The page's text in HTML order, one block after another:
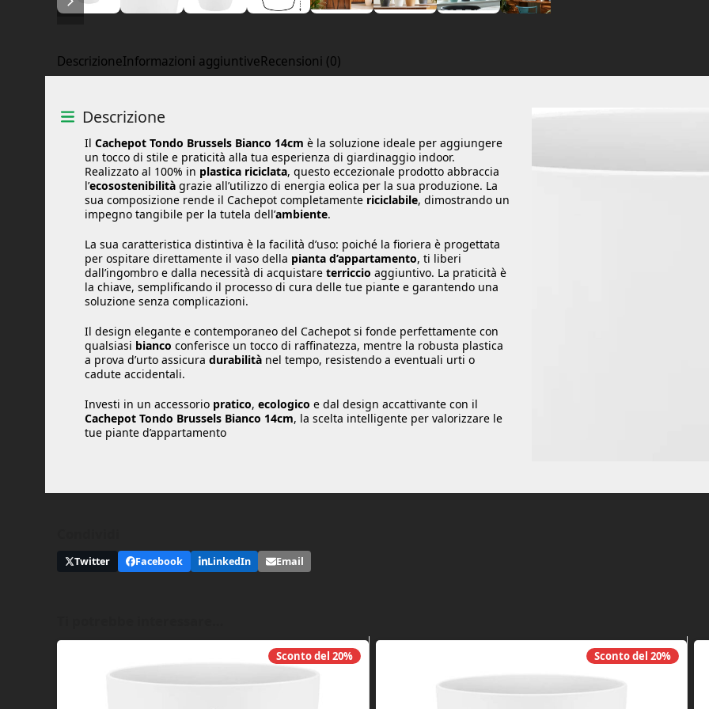
DescrizioneInformazioni aggiuntiveRecensioni (0)
Descrizione
Il Cachepot Tondo Brussels Bianco 14cm è la soluzione ideale per aggiungere
un tocco di stile e praticità alla tua esperienza di giardinaggio indoor.
Realizzato al 100% in plastica riciclata, questo eccezionale prodotto abbraccia
l’ecosostenibilità grazie all’utilizzo di energia eolica per la sua produzione. La
sua composizione rende il Cachepot completamente riciclabile, dimostrando un
impegno tangibile per la tutela dell’ambiente.
La sua caratteristica distintiva è la facilità d’uso: poiché la fioriera è progettata
per ospitare direttamente il vaso della pianta d’appartamento, ti liberi
dall’ingombro e dalla necessità di acquistare terriccio aggiuntivo. La praticità è
la chiave, semplificando il processo di cura delle tue piante e garantendo una
soluzione senza complicazioni.
Il design elegante e contemporaneo del Cachepot si fonde perfettamente con
qualsiasi bianco conferisce un tocco di raffinatezza, mentre la robusta plastica
a prova d’urto assicura durabilità nel tempo, resistendo a eventuali urti o
cadute accidentali.
Investi in un accessorio pratico, ecologico e dal design accattivante con il
Cachepot Tondo Brussels Bianco 14cm, la scelta intelligente per valorizzare le
tue piante d’appartamento
Twitter Facebook LinkedIn Email
Sconto del 20% Sconto del20%